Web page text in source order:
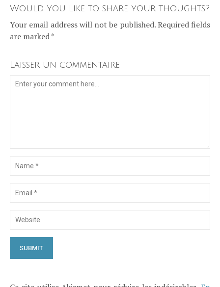
Would you like to share your thoughts?
Your email address will not be published. Required fields
are marked *
Laisser un commentaire